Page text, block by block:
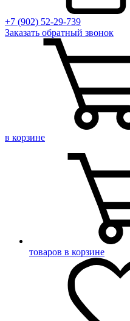
+7 (902) 52-29-739
Заказать обратный звонок
в корзине
товаров в корзине